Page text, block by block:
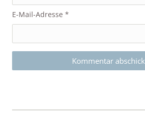
E-Mail-Adresse*